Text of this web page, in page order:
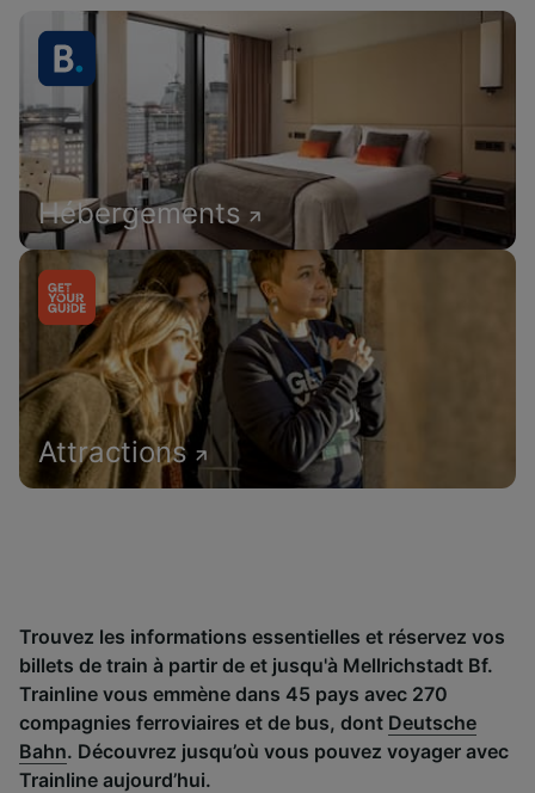
Hébergements
Attractions
Trouvez les informations essentielles et réservez vos
billets de train à partir de et jusqu'à Mellrichstadt Bf.
Trainline vous emmène dans 45 pays avec 270
compagnies ferroviaires et de bus, dont Deutsche
Bahn. Découvrez jusqu’où vous pouvez voyager avec
Trainline aujourd’hui.